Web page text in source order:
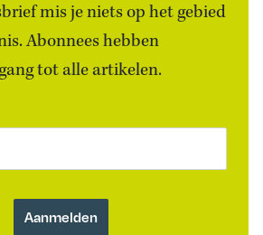
mis je niets op het gebied
Abonnees hebben
tot alle artikelen.